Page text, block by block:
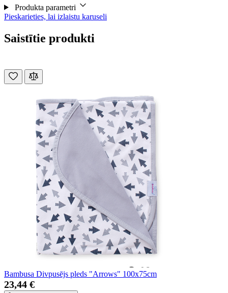
Produkta parametri
Pieskarieties, lai izlaistu karuseli
Saistītie produkti
Bambusa Divpusējs pleds "Arrows" 100x75cm
23,44 €